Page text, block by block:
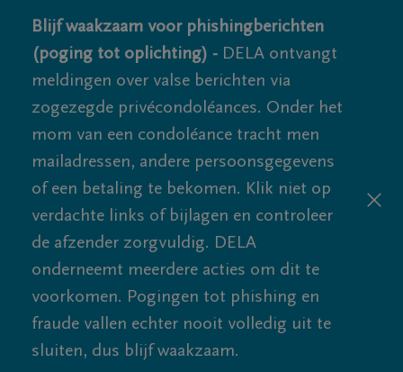
Blijf waakzaam voor phishingberichten
(poging tot oplichting) - DELA ontvangt
meldingen over valse berichten via
zogezegde privécondoléances. Onder het
mom van een condoléance tracht men
mailadressen, andere persoonsgegevens
of een betaling te bekomen. Klik niet op
verdachte links of bijlagen en controleer
de afzender zorgvuldig. DELA
onderneemt meerdere acties om dit te
voorkomen. Pogingen tot phishing en
fraude vallen echter nooit volledig uit te
sluiten, dus blijf waakzaam.